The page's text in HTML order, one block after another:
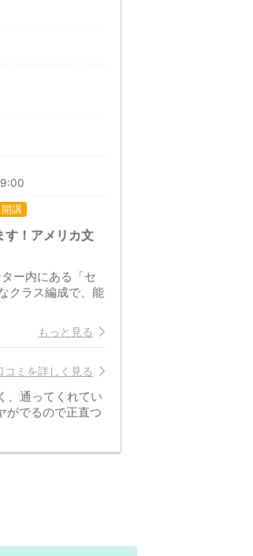
講
す！アメリカ文
ー内にある「セ
クラス編成で、能
もっと見る
コミを詳しく見る
、通ってくれてい
がでるので正直つ